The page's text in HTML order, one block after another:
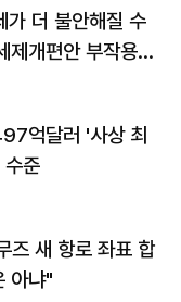
가 더 불안해질 수
제개편안 부작용
억달러 '사상 최
준
즈 새 항로 좌표 합
아냐"